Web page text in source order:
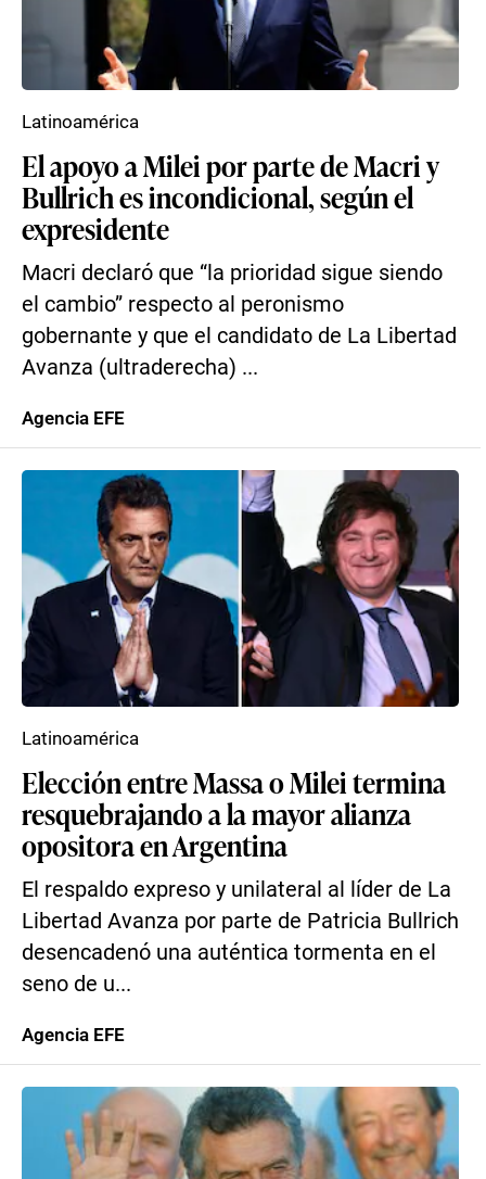
El apoyo a Milei por parte de Macri y
Bullrich es incondicional, según el
expresidente
Macri declaró que “la prioridad sigue siendo
el cambio” respecto al peronismo
gobernante y que el candidato de La Libertad
Avanza (ultraderecha) ...
Latinoamérica
Agencia EFE
Elección entre Massa o Milei termina
resquebrajando a la mayor alianza
opositora en Argentina
El respaldo expreso y unilateral al líder de La
Libertad Avanza por parte de Patricia Bullrich
desencadenó una auténtica tormenta en el
seno de u...
Latinoamérica
Agencia EFE